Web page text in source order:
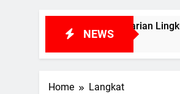
NEWS
Pelestarian Lingkungan
Home Langkat